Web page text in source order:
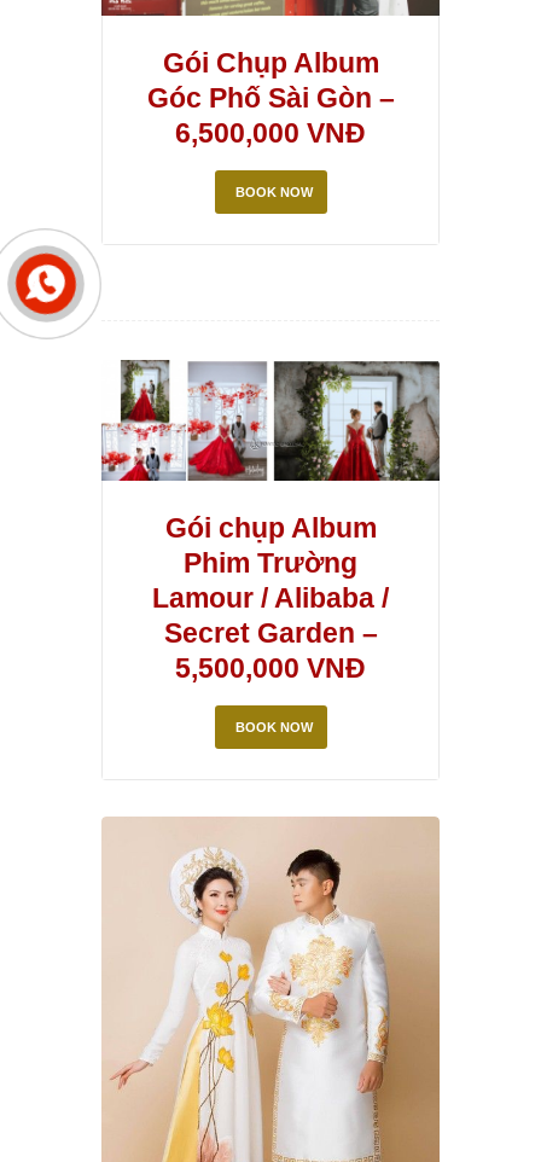
Gói Chụp Album
Góc Phố Sài Gòn –
6,500,000 VNĐ
BOOK NOW
Gói chụp Album
Phim Trường
Lamour / Alibaba /
Secret Garden –
5,500,000 VNĐ
BOOK NOW